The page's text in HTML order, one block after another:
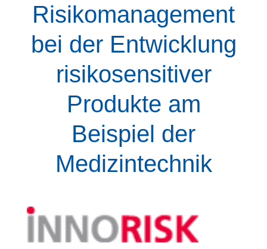
Risikomanagement
bei der Entwicklung
risikosensitiver
Produkte am
Beispiel der
Medizintechnik